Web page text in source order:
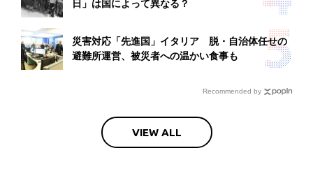
日」は国によって異なる？
災害対応「先進国」イタリア 脱・自治体任せの
避難所運営、被災者への温かい食事も
Recommended by
VIEW ALL